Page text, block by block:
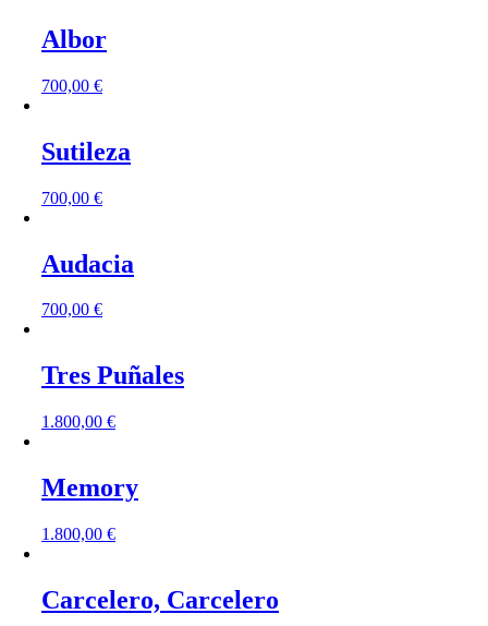
Albor
700,00 €
Sutileza
700,00 €
Audacia
700,00 €
Tres Puñales
1.800,00 €
Memory
1.800,00 €
Carcelero, Carcelero